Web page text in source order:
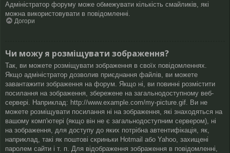
Адміністратор форуму може обмежувати кількість смайликів, які
можна використовувати в повідомленні.
Догори
Чи можу я розміщувати зображення?
Так, ви можете розміщувати зображення в своїх повідомленнях.
Якщо адміністратор дозволив приєднання файлів, ви можете
завантажити зображення на форум. Якщо ні, ви повинні розмістити
посилання на зображення, збережене на загальнодоступному веб-
сервері. Наприклад: http://www.example.com/my-picture.gif. Ви не
можете розміщувати посилання ні на зображення, які знаходяться на
вашому комп'ютері (якщо він не є загальнодоступним сервером), ні
на зображення, для доступу до яких потрібна автентифікація, як,
наприклад, такі як поштові скриньки Hotmail або Yahoo, захищені
паролем сайти і т. п. Для відображення зображення в повідомленні,